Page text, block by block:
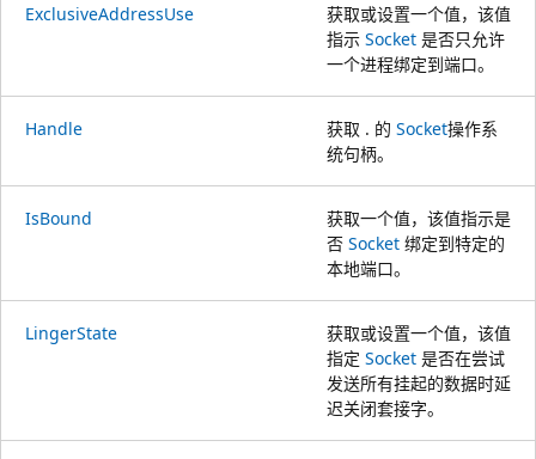
ExclusiveAddressUse
获取或设置一个值，该值
指示 Socket 是否只允许
一个进程绑定到端口。
Handle 获取 . 的 Socket操作系
统句柄。
IsBound
获取一个值，该值指示是
否 Socket 绑定到特定的
本地端口。
LingerState
获取或设置一个值，该值
指定 Socket 是否在尝试
发送所有挂起的数据时延
迟关闭套接字。